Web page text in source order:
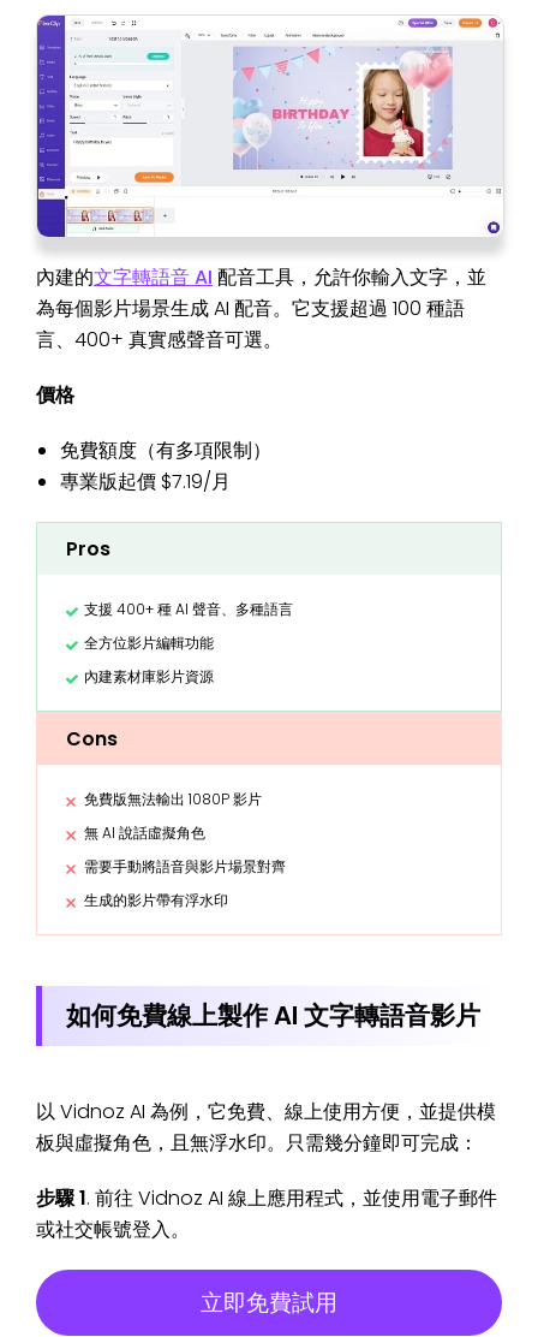
內建的文字轉語音 AI 配音工具，允許你輸入文字，並
為每個影片場景生成 AI 配音。它支援超過 100 種語
言、400+ 真實感聲音可選。
價格
免費額度（有多項限制）
專業版起價 $7.19/月
Pros
支援 400+ 種 AI 聲音、多種語言
全方位影片編輯功能
內建素材庫影片資源
Cons
免費版無法輸出 1080P 影片
無 AI 說話虛擬角色
需要手動將語音與影片場景對齊
生成的影片帶有浮水印
如何免費線上製作 AI 文字轉語音影片
以 Vidnoz AI 為例，它免費、線上使用方便，並提供模
板與虛擬角色，且無浮水印。只需幾分鐘即可完成：
步驟 1. 前往 Vidnoz AI 線上應用程式，並使用電子郵件
或社交帳號登入。
立即免費試用